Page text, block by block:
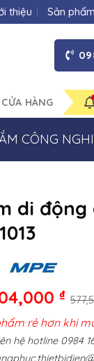
thiệu Sản phẩm
HÀNG
CÔNG
di
₫
rẻ hơn khi
hệ hotline 0984